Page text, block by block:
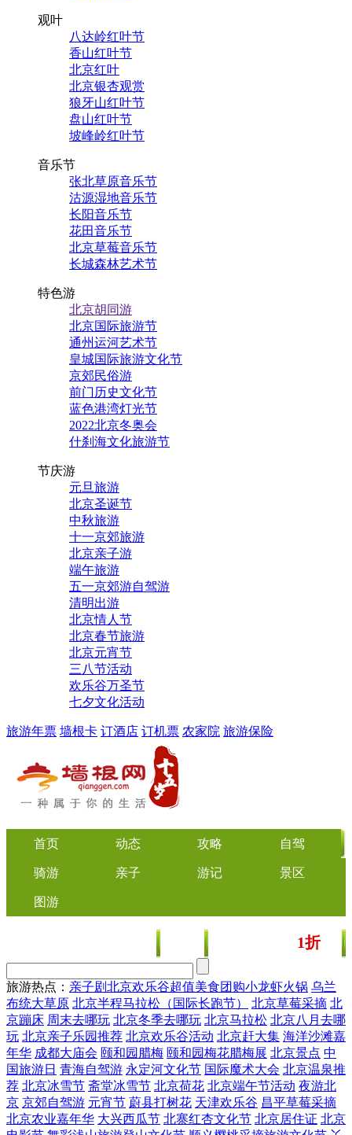
观叶
八达岭红叶节
香山红叶节
北京红叶
北京银杏观赏
狼牙山红叶节
盘山红叶节
坡峰岭红叶节
音乐节
张北草原音乐节
沽源湿地音乐节
长阳音乐节
花田音乐节
北京草莓音乐节
长城森林艺术节
特色游
北京胡同游
北京国际旅游节
通州运河艺术节
皇城国际旅游文化节
京郊民俗游
前门历史文化节
蓝色港湾灯光节
2022北京冬奥会
什刹海文化旅游节
节庆游
元旦旅游
北京圣诞节
中秋旅游
十一京郊旅游
北京亲子游
端午旅游
五一京郊游自驾游
清明出游
北京情人节
北京春节旅游
北京元宵节
三八节活动
欢乐谷万圣节
七夕文化活动
旅游年票 墙根卡 订酒店 订机票 农家院 旅游保险
首页 动态 攻略 自驾
骑游 亲子 游记 景区
图游
1折起
旅游热点： 亲子剧北京欢乐谷超值美食团购小龙虾火锅 乌兰
布统大草原 北京半程马拉松（国际长跑节） 北京草莓采摘 北
京蹦床 周末去哪玩 北京冬季去哪玩 北京马拉松 北京八月去哪
玩 北京亲子乐园推荐 北京欢乐谷活动 北京赶大集 海洋沙滩嘉
年华 成都大庙会 颐和园腊梅 颐和园梅花腊梅展 北京景点 中
国旅游日 青海自驾游 永定河文化节 国际魔术大会 北京温泉推
荐 北京冰雪节 斋堂冰雪节 北京荷花 北京端午节活动 夜游北
京 京郊自驾游 元宵节 蔚县打树花 天津欢乐谷 昌平草莓采摘
北京农业嘉年华 大兴西瓜节 北寨红杏文化节 北京居住证 北京